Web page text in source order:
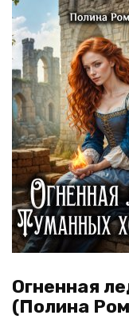
Огненная
(Полина